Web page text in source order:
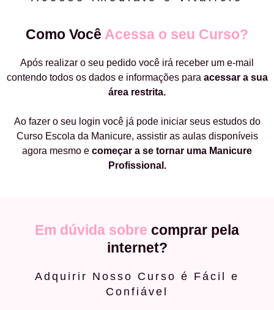
Como Você Acessa o seu Curso?
Após realizar o seu pedido você irá receber um e-mail
contendo todos os dados e informações para acessar a sua
área restrita.
Ao fazer o seu login você já pode iniciar seus estudos do
Curso Escola da Manicure, assistir as aulas disponíveis
agora mesmo e começar a se tornar uma Manicure
Profissional.
Em dúvida sobre comprar pela
internet?
Adquirir Nosso Curso é Fácil e
Confiável